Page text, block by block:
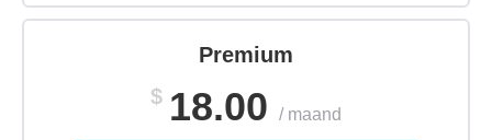
Premium
$ 18.00 / maand